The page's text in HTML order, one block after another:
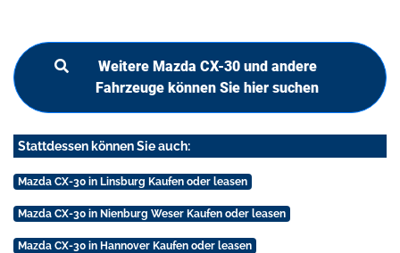
Weitere Mazda CX-30 und andere
Fahrzeuge können Sie hier suchen
Stattdessen können Sie auch:
Mazda CX-30 in Linsburg Kaufen oder leasen
Mazda CX-30 in Nienburg Weser Kaufen oder leasen
Mazda CX-30 in Hannover Kaufen oder leasen